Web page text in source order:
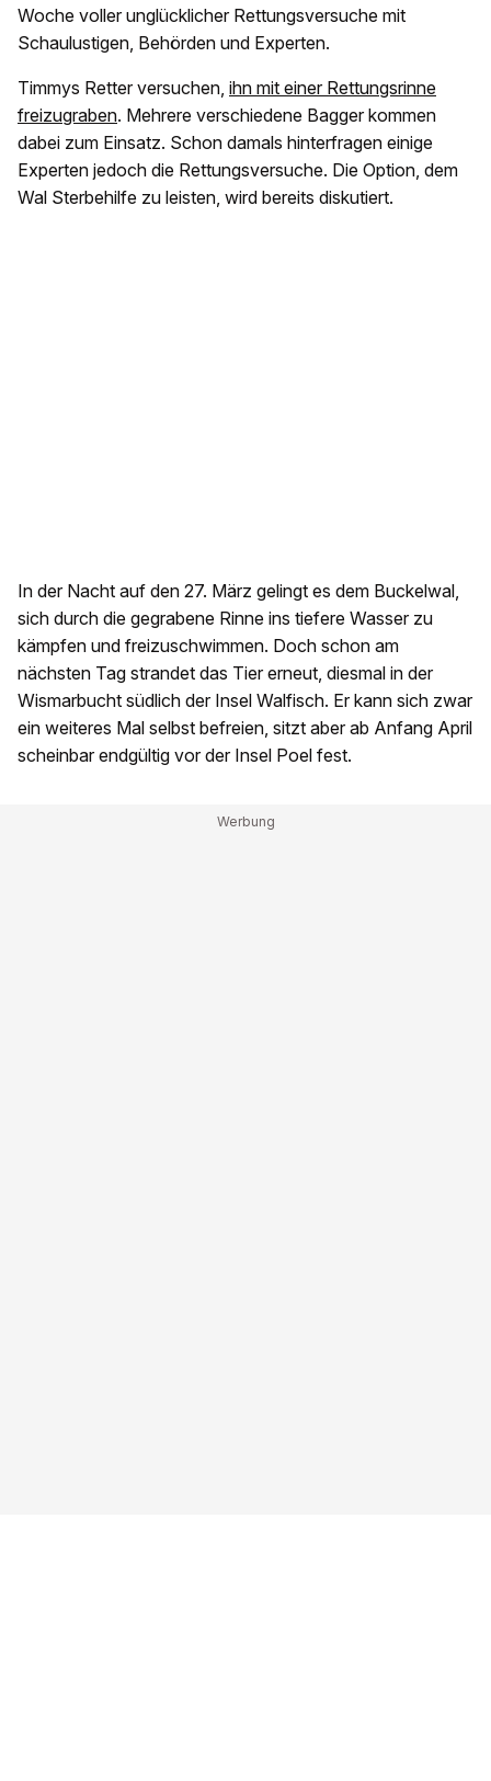
Woche voller unglücklicher Rettungsversuche mit
Schaulustigen, Behörden und Experten.
Timmys Retter versuchen, ihn mit einer Rettungsrinne
freizugraben. Mehrere verschiedene Bagger kommen
dabei zum Einsatz. Schon damals hinterfragen einige
Experten jedoch die Rettungsversuche. Die Option, dem
Wal Sterbehilfe zu leisten, wird bereits diskutiert.
In der Nacht auf den 27. März gelingt es dem Buckelwal,
sich durch die gegrabene Rinne ins tiefere Wasser zu
kämpfen und freizuschwimmen. Doch schon am
nächsten Tag strandet das Tier erneut, diesmal in der
Wismarbucht südlich der Insel Walfisch. Er kann sich zwar
ein weiteres Mal selbst befreien, sitzt aber ab Anfang April
scheinbar endgültig vor der Insel Poel fest.